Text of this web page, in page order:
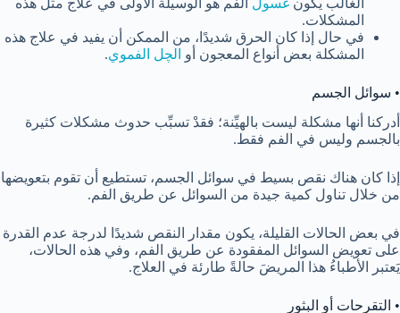
المشكلات.
في حال إذا كان الحرق شديدًا، من الممكن أن يفيد في علاج هذه
المشكلة بعض أنواع المعجون أو الچل الفموي.
• سوائل الجسم
أدركنا أنها مشكلة ليست بالهيِّنة؛ فقدْ تسبِّب حدوث مشكلات كثيرة
بالجسم وليس في الفم فقط.
إذا كان هناك نقص بسيط في سوائل الجسم، تستطيع أن تقوم بتعويضها
من خلال تناول كمية جيدة من السوائل عن طريق الفم.
في بعض الحالات القليلة، يكون مقدار النقص شديدًا لدرجة عدم القدرة
على تعويض السوائل المفقودة عن طريق الفم، وفي هذه الحالات،
يَعتبر الأطباءُ هذا المريضَ حالةً طارئة في العلاج.
• التقرحات أو البثور